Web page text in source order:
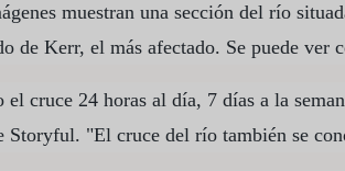
muestran una sección del río
de Kerr, el más afectado. Se puede ver
el cruce 24 horas al día, 7 días a la
Storyful. "El cruce del río también se